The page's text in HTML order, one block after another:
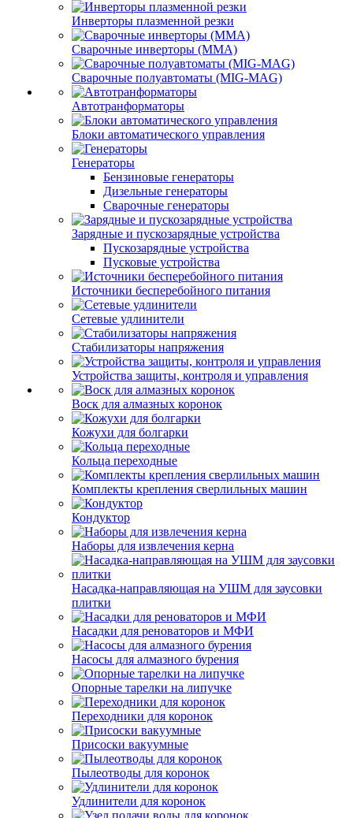
Инверторы плазменной резки
Сварочные инверторы (MMA)
Сварочные полуавтоматы (MIG-MAG)
Автотранформаторы
Блоки автоматического управления
Генераторы
Бензиновые генераторы
Дизельные генераторы
Сварочные генераторы
Зарядные и пускозарядные устройства
Пускозарядные устройства
Пусковые устройства
Источники бесперебойного питания
Сетевые удлинители
Стабилизаторы напряжения
Устройства защиты, контроля и управления
Воск для алмазных коронок
Кожухи для болгарки
Кольца переходные
Комплекты крепления сверлильных машин
Кондуктор
Наборы для извлечения керна
Насадка-направляющая на УШМ для заусовки
плитки
Насадки для реноваторов и МФИ
Насосы для алмазного бурения
Опорные тарелки на липучке
Переходники для коронок
Присоски вакуумные
Пылеотводы для коронок
Удлинители для коронок